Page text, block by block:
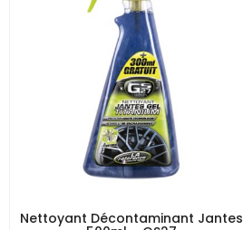
Nettoyant Décontaminant Jantes